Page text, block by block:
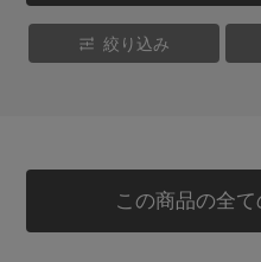
絞り込み
この商品の全